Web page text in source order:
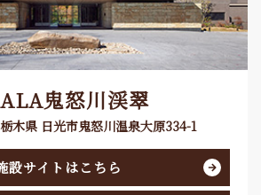
鬼怒川渓翠
木県 日光市鬼怒川温泉大原334-1
設サイトはこちら